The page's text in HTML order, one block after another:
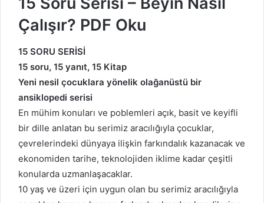
Çalışır? PDF Oku
15 SORU SERİSİ
15 soru, 15 yanıt, 15 Kitap
Yeni nesil çocuklara yönelik olağanüstü bir
ansiklopedi serisi
En mühim konuları ve poblemleri açık, basit ve keyifli
bir dille anlatan bu serimiz aracılığıyla çocuklar,
çevrelerindeki dünyaya ilişkin farkındalık kazanacak ve
ekonomiden tarihe, teknolojiden iklime kadar çeşitli
konularda uzmanlaşacaklar.
10 yaş ve üzeri için uygun olan bu serimiz aracılığıyla